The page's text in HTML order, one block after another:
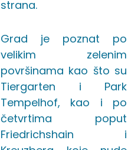
strana.
Grad je poznat po
velikim zelenim
površinama kao što su
Tiergarten i Park
Tempelhof, kao i po
četvrtima poput
Friedrichshain i